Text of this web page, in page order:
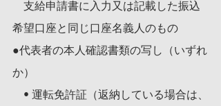
支給申請書に入力又は記載した振込
希望口座と同じ口座名義人のもの
●代表者の本人確認書類の写し（いずれ
か）
• 運転免許証（返納している場合は、